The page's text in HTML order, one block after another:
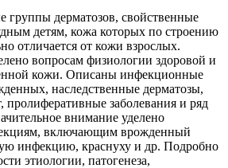
группы дерматозов, свойственные
детям, кожа которых по строению
отличается от кожи взрослых.
вопросам физиологии здоровой и
кожи. Описаны инфекционные
наследственные дерматозы,
пролиферативные заболевания и ряд
внимание уделено
включающим врожденный
инфекцию, краснуху и др. Подробно
этиологии, патогенеза,